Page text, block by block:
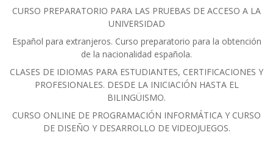
CURSO PREPARATORIO PARA LAS PRUEBAS DE ACCESO A LA
UNIVERSIDAD
Español para extranjeros. Curso preparatorio para la obtención
de la nacionalidad española.
CLASES DE IDIOMAS PARA ESTUDIANTES, CERTIFICACIONES Y
PROFESIONALES. DESDE LA INICIACIÓN HASTA EL
BILINGÜISMO.
CURSO ONLINE DE PROGRAMACIÓN INFORMÁTICA Y CURSO
DE DISEÑO Y DESARROLLO DE VIDEOJUEGOS.